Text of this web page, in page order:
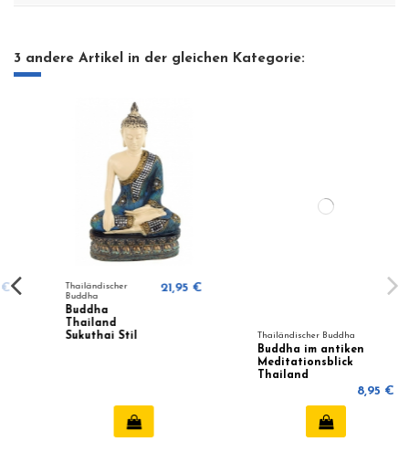
3 andere Artikel in der gleichen Kategorie:
Thailändischer
Buddha
Buddha
Thailand
Sukuthai Stil
21,95 €
Thailändischer Buddha
Buddha im antiken
Meditationsblick
Thailand
8,95 €